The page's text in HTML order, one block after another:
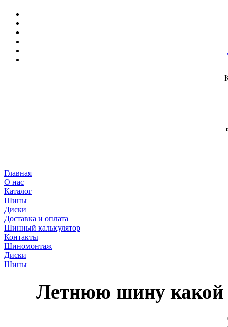
Главная
О нас
Каталог
Шины
Диски
Доставка и оплата
Шинный калькулятор
Контакты
Шиномонтаж
Диски
Шины
Летнюю шину какой